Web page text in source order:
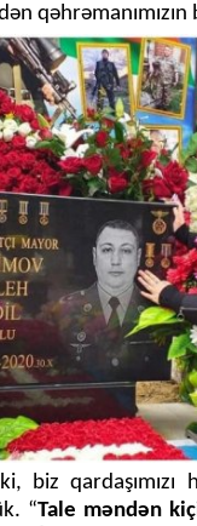
qəhrəmanımızın
biz qardaşımızı
“Tale məndən